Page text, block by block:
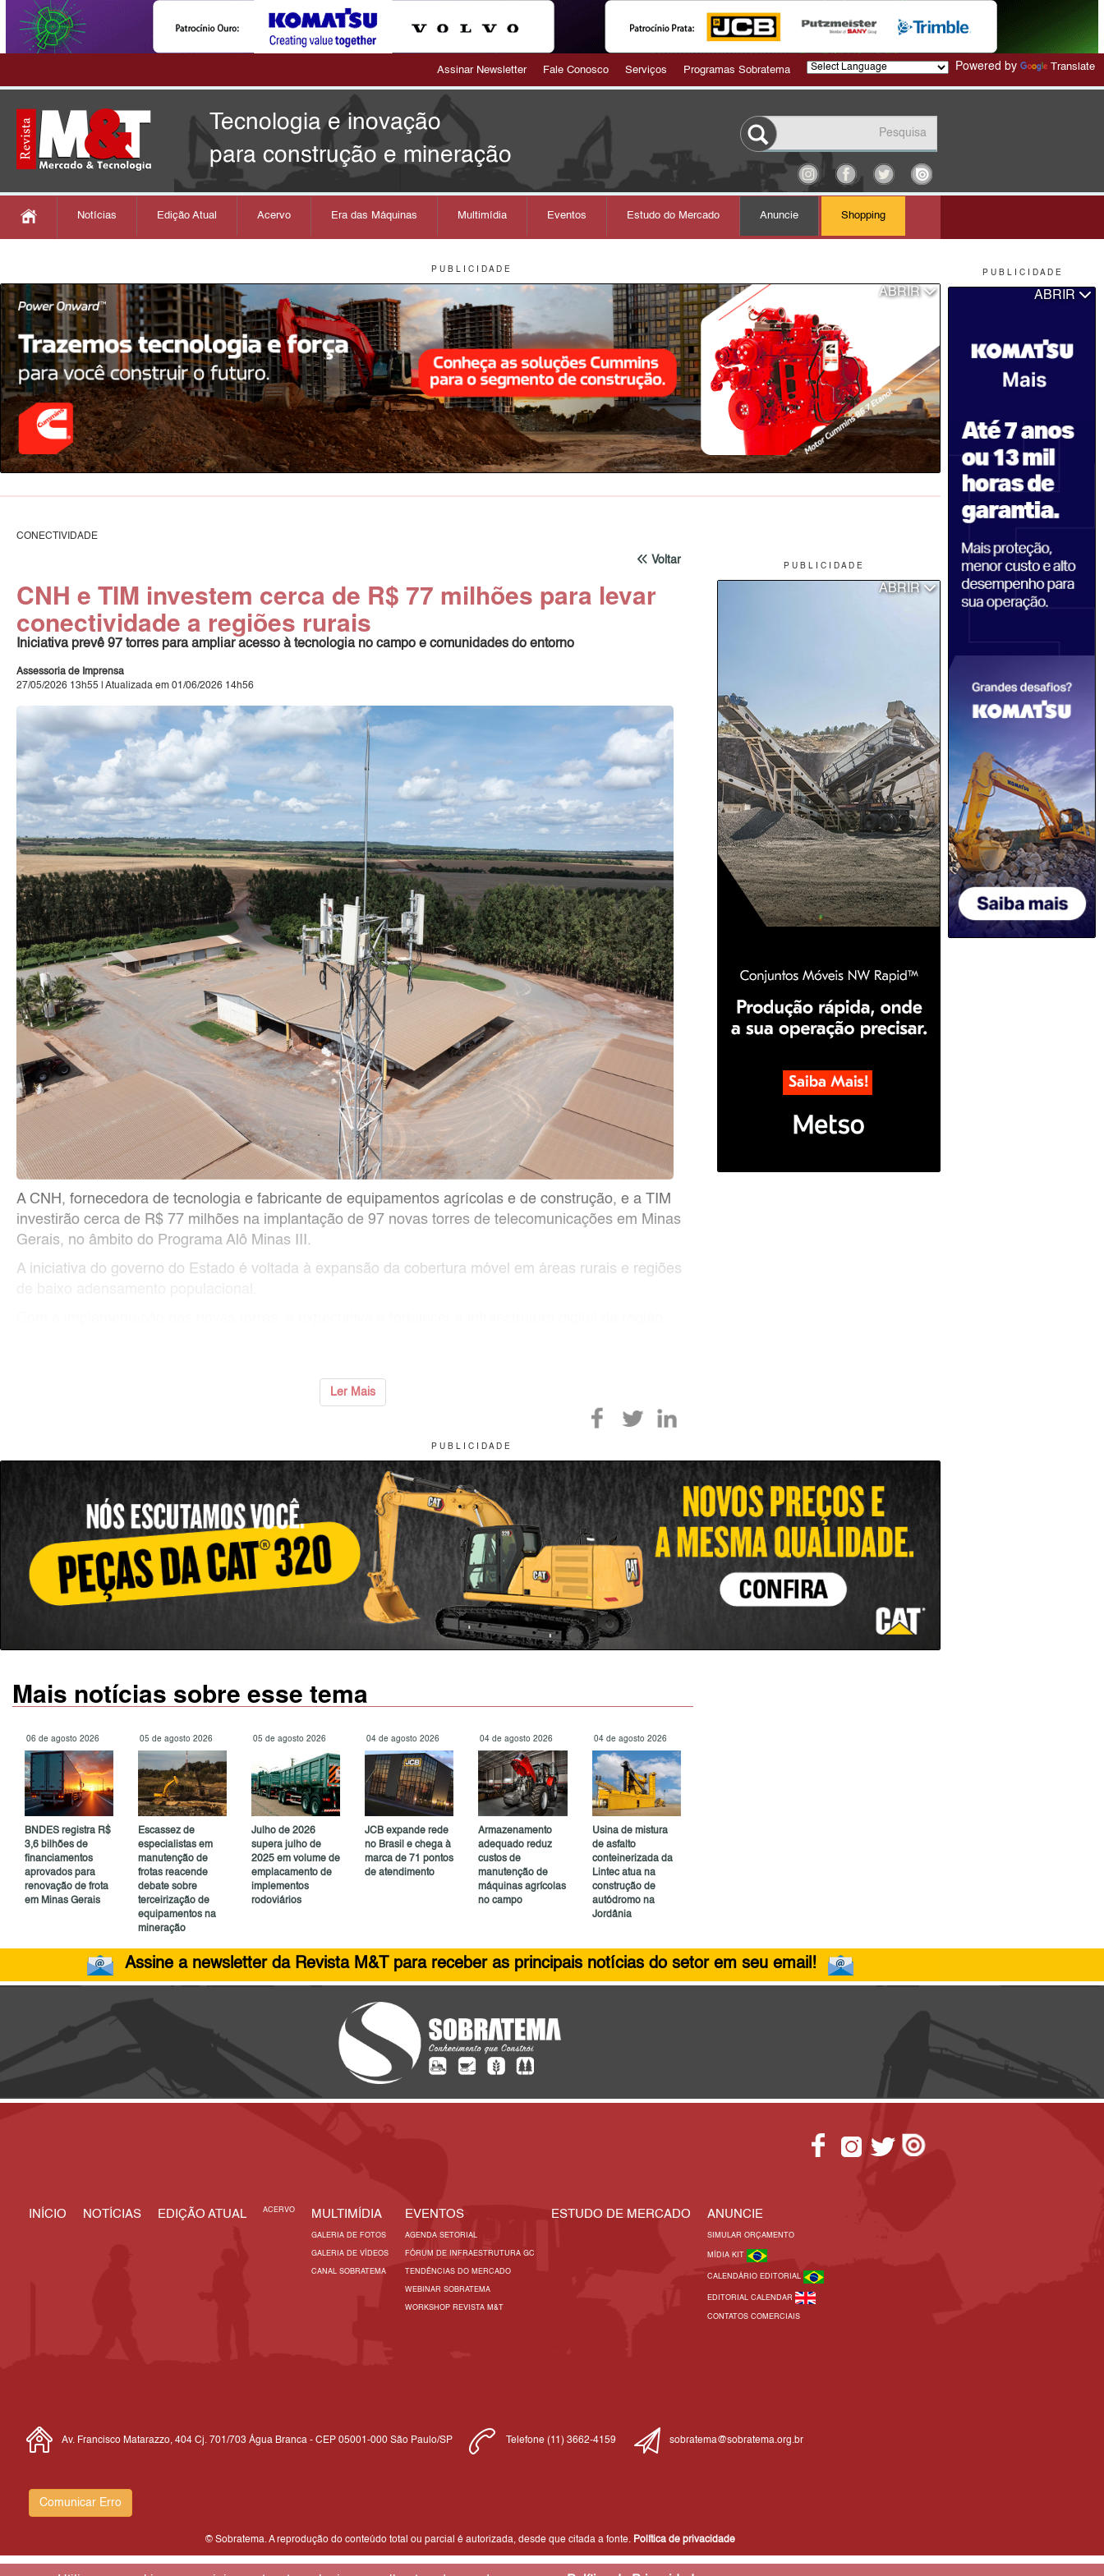
P U B L I C I D A D E
ABRIR
Assinar Newsletter Fale Conosco Serviços Programas Sobratema Powered by Translate
Tecnologia e inovação
para construção e mineração
Notícias Edição Atual Acervo Era das Máquinas Multimídia Eventos Estudo do Mercado Anuncie Shopping
P U B L I C I D A D E
ABRIR
CONECTIVIDADE
Voltar
CNH e TIM investem cerca de R$ 77 milhões para levar
conectividade a regiões rurais
Iniciativa prevê 97 torres para ampliar acesso à tecnologia no campo e comunidades do entorno
Assessoria de Imprensa
27/05/2026 13h55 | Atualizada em 01/06/2026 14h56
A CNH, fornecedora de tecnologia e fabricante de equipamentos agrícolas e de construção, e a TIM
investirão cerca de R$ 77 milhões na implantação de 97 novas torres de telecomunicações em Minas
Gerais, no âmbito do Programa Alô Minas III.
A iniciativa do governo do Estado é voltada à expansão da cobertura móvel em áreas rurais e regiões
Ler Mais
P U B L I C I D A D E
ABRIR
P U B L I C I D A D E
Mais notícias sobre esse tema
06 de agosto 2026
BNDES registra R$
3,6 bilhões de
financiamentos
aprovados para
renovação de frota
em Minas Gerais
05 de agosto 2026
Escassez de
especialistas em
manutenção de
frotas reacende
debate sobre
terceirização de
equipamentos na
mineração
05 de agosto 2026
Julho de 2026
supera julho de
2025 em volume de
emplacamento de
implementos
rodoviários
04 de agosto 2026
JCB expande rede
no Brasil e chega à
marca de 71 pontos
de atendimento
04 de agosto 2026
Armazenamento
adequado reduz
custos de
manutenção de
máquinas agrícolas
no campo
04 de agosto 2026
Usina de mistura
de asfalto
conteinerizada da
Lintec atua na
construção de
autódromo na
Jordânia
Assine a newsletter da Revista M&T para receber as principais notícias do setor em seu email!
INÍCIO NOTÍCIAS EDIÇÃO ATUAL ACERVO MULTIMÍDIA
GALERIA DE FOTOS
GALERIA DE VÍDEOS
CANAL SOBRATEMA
EVENTOS
AGENDA SETORIAL
FÓRUM DE INFRAESTRUTURA GC
TENDÊNCIAS DO MERCADO
WEBINAR SOBRATEMA
WORKSHOP REVISTA M&T
ESTUDO DE MERCADO ANUNCIE
SIMULAR ORÇAMENTO
MÍDIA KIT
CALENDÁRIO EDITORIAL
EDITORIAL CALENDAR
CONTATOS COMERCIAIS
Av. Francisco Matarazzo, 404 Cj. 701/703 Água Branca - CEP 05001-000 São Paulo/SP Telefone (11) 3662-4159 sobratema@sobratema.org.br
Comunicar Erro
© Sobratema. A reprodução do conteúdo total ou parcial é autorizada, desde que citada a fonte. Política de privacidade